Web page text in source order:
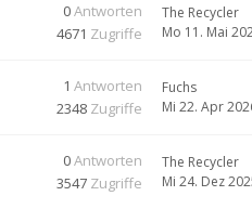
0Antworten
4671 Zugriffe
The Recycler
Mo 11. Mai
1 Antworten
2348 Zugriffe
Fuchs
Mi 22. Apr
0Antworten
3547 Zugriffe
The Recycler
Mi 24. Dez